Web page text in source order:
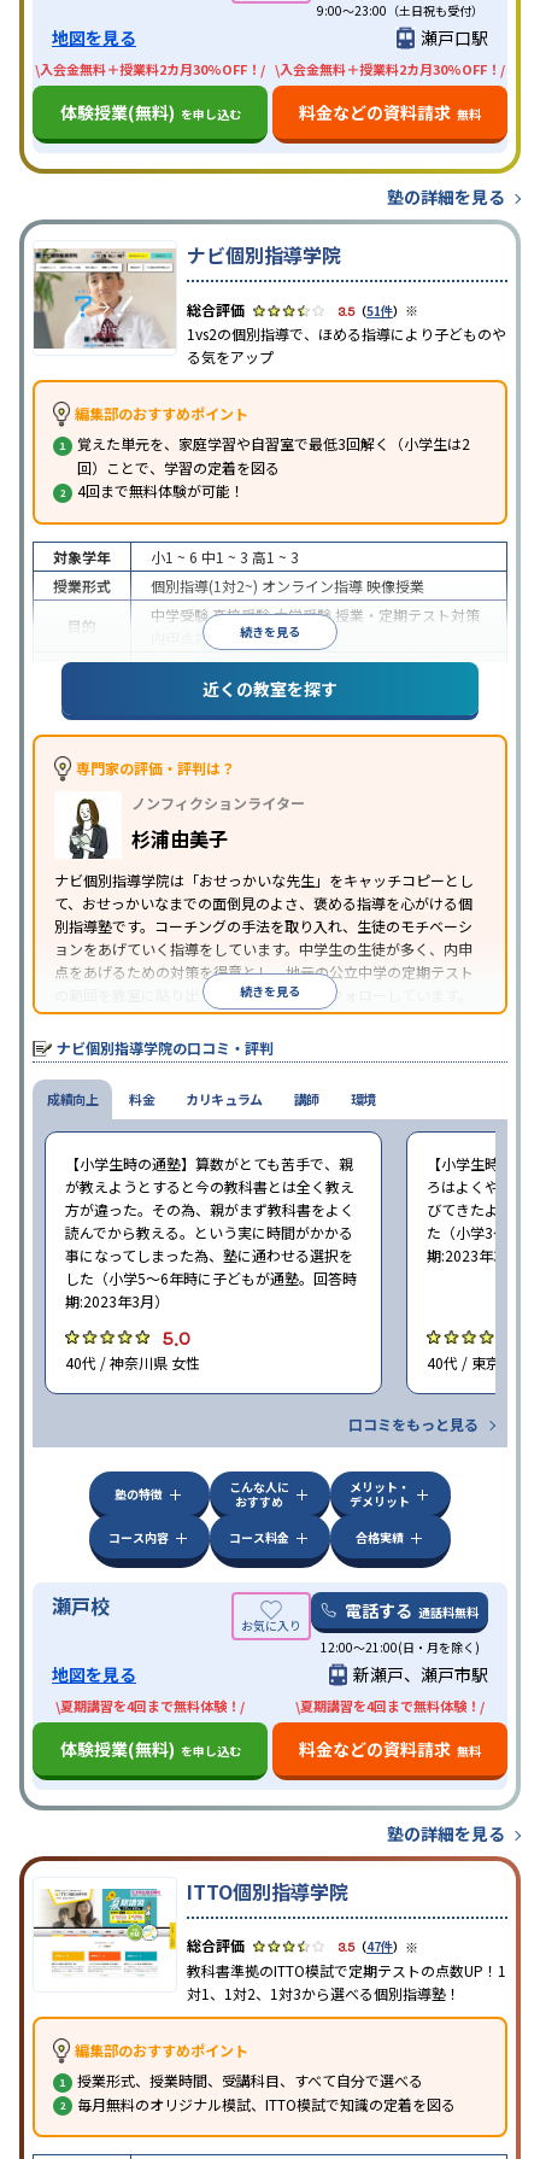
9:00～23:00（土日祝も受付）
地図を見る 瀬戸口駅
\入会金無料＋授業料2カ月30%OFF！/
体験授業(無料) を申し込む
\入会金無料＋授業料2カ月30%OFF！/
料金などの資料請求 無料
塾の詳細を見る
ナビ個別指導学院
3.5（51件） ※
1vs2の個別指導で、ほめる指導により子どものや
る気をアップ
編集部のおすすめポイント
覚えた単元を、家庭学習や自習室で最低3回解く（小学生は2
回）ことで、学習の定着を図る
4回まで無料体験が可能！
続きを見る
対象学年 小1 ~ 6 中1 ~ 3 高1 ~ 3
授業形式
個別指導(1対2~) オンライン指導映像授業
目的
中学受験高校受験大学受験 授業・定期テスト対策
内申点対策
学習習慣の定着
成績保証制度あり授業の振替可能オンライン対応
1科目から受講可能季節講習のみの受講可
※2023年3月調査。小学校高学年の個別指導塾アンケート調査方法を参
近くの教室を探す
専門家の評価・評判は？
ノンフィクションライター
杉浦由美子
ナビ個別指導学院は「おせっかいな先生」をキャッチコピーとし
て、おせっかいなまでの面倒見のよさ、褒める指導を心がける個
別指導塾です。コーチングの手法を取り入れ、生徒のモチベーシ
ョンをあげていく指導をしています。中学生の生徒が多く、内申
点をあげるための対策を得意とし、地元の公立中学の定期テスト
の範囲を教室に貼り出すなど手厚く学習をフォローしています。
オリジナルテキストを使用しており、特に英語は各教科書に合わ
せたテキストを使った「先取り学習」で理解度を深められます。
続きを見る
ナビ個別指導学院の口コミ・評判
成績向上
【小学生時の通塾】算数がとても苦手で、親
が教えようとすると今の教科書とは全く教え
方が違った。その為、親がまず教科書をよく
読んでから教える。という実に時間がかかる
事になってしまった為、塾に通わせる選択を
した（小学5〜6年時に子どもが通塾。回答時
期:2023年3月）
5.0
40代 / 神奈川県 女性
【小学生時の通
ろはよくやり方
びてきたようで
た（小学3〜6年
期:2023年3月）
40代 / 東京都 女
口コミをもっと見る
料金 カリキュラム 講師 環境
塾の特徴
こんな人に
おすすめ
メリット・
デメリット
コース内容
コース料金 合格実績
瀬戸校 電話する 通話料無料
12:00～21:00(日・月を除く)
地図を見る 新瀬戸、瀬戸市駅
\夏期講習を4回まで無料体験！/
体験授業(無料) を申し込む
\夏期講習を4回まで無料体験！/
料金などの資料請求 無料
塾の詳細を見る
ITTO個別指導学院
3.5（47件） ※
教科書準拠のITTO模試で定期テストの点数UP！1
対1、1対2、1対3から選べる個別指導塾！
編集部のおすすめポイント
授業形式、授業時間、受講科目、すべて自分で選べる
毎月無料のオリジナル模試、ITTO模試で知識の定着を図る